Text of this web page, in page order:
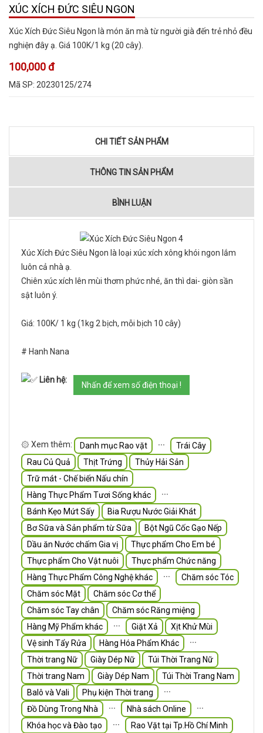
XÚC XÍCH ĐỨC SIÊU NGON
Xúc Xích Đức Siêu Ngon là món ăn mà từ người già đến trẻ nhỏ đều
nghiện đây ạ. Giá 100K/1 kg (20 cây).
100,000 đ
Mã SP: 20230125/274
CHI TIẾT SẢN PHẨM
THÔNG TIN SẢN PHẨM
BÌNH LUẬN
Xúc Xích Đức Siêu Ngon là loại xúc xích xông khói ngon lắm
luôn cả nhà ạ.
Chiên xúc xích lên mùi thơm phức nhé, ăn thì dai- giòn sần
sật luôn ý.
Giá: 100K/ 1 kg (1kg 2 bịch, mỗi bịch 10 cây)
# Hanh Nana
Liên hệ:
Nhấn để xem số điện thoại !
۞ Xem thêm: Danh mục Rao vặt ∙∙∙
Trái Cây
Rau Củ Quả
Thịt Trứng
Thủy Hải Sản
Trữ mát - Chế biến Nấu chín
Hàng Thực Phẩm Tươi Sống khác
∙∙∙
Bánh Kẹo Mứt Sấy
Bia Rượu Nước Giải Khát
Bơ Sữa và Sản phẩm từ Sữa
Bột Ngũ Cốc Gạo Nếp
Dầu ăn Nước chấm Gia vị
Thực phẩm Cho Em bé
Thực phẩm Cho Vật nuôi
Thực phẩm Chức năng
Hàng Thực Phẩm Công Nghệ khác
∙∙∙
Chăm sóc Tóc
Chăm sóc Mặt
Chăm sóc Cơ thể
Chăm sóc Tay chân
Chăm sóc Răng miệng
Hàng Mỹ Phẩm khác
∙∙∙ Giặt Xả
Xịt Khử Mùi
Vệ sinh Tẩy Rửa
Hàng Hóa Phẩm Khác
∙∙∙
Thời trang Nữ
Giày Dép Nữ
Túi Thời Trang Nữ
Thời trang Nam
Giày Dép Nam
Túi Thời Trang Nam
Balô và Vali
Phụ kiện Thời trang
∙∙∙
Đồ Dùng Trong Nhà
∙∙∙ Nhà sách Online
∙∙∙
Khóa học và Đào tạo
∙∙∙ Rao Vặt tại Tp.Hồ Chí Minh